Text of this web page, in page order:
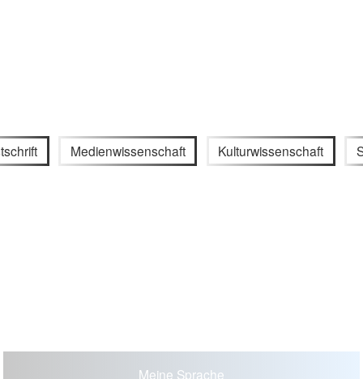
Medienwissenschaft Kulturwissenschaft
Meine Sprache